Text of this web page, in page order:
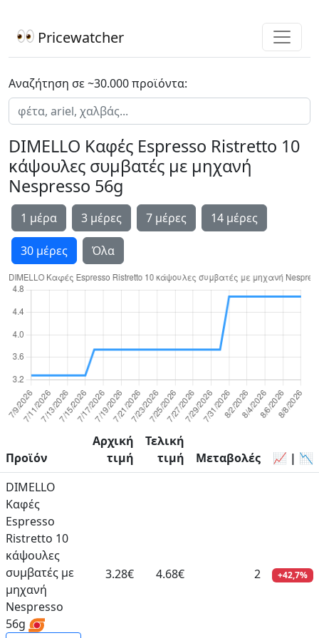
Pricewatcher
Αναζήτηση σε ~30.000 προϊόντα:
DIMELLO Καφές Espresso Ristretto 10
κάψουλες συμβατές με μηχανή
Nespresso 56g
1 μέρα 3 μέρες 7 μέρες 14 μέρες
30 μέρες Όλα
Προϊόν
Αρχική
τιμή
Τελική
τιμή
Μεταβολές
📈 | 📉
DIMELLO
Καφές
Espresso
Ristretto 10
κάψουλες
συμβατές με
μηχανή
Nespresso
56g
3.28€ 4.68€ 2 +42,7%